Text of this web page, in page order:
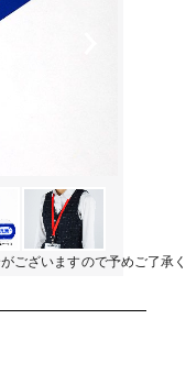
ございますので予めご了承